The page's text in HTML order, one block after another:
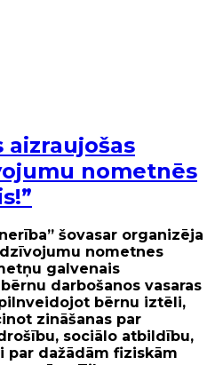
aizraujošas
nometnēs
šovasar organizēja
nometnes
galvenais
darbošanos vasaras
bērnu iztēli,
zināšanas par
sociālo atbildību,
dažādām fiziskām